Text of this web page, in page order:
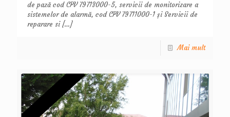
de pază cod CPV 79713000-5, servicii de monitorizare a
sistemelor de alarmă, cod CPV 79711000-1 și Servicii de
reparare si[…]
Mai mult